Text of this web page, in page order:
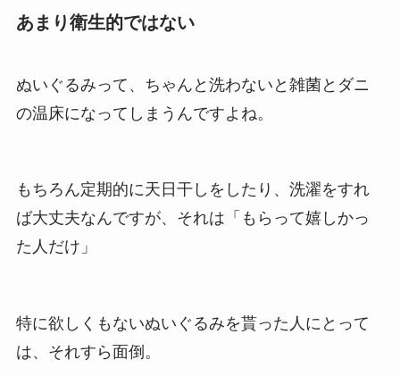
あまり衛生的ではない
ぬいぐるみって、ちゃんと洗わないと雑菌とダニ
の温床になってしまうんですよね。
もちろん定期的に天日干しをしたり、洗濯をすれ
ば大丈夫なんですが、それは「もらって嬉しかっ
た人だけ」
特に欲しくもないぬいぐるみを貰った人にとって
は、それすら面倒。